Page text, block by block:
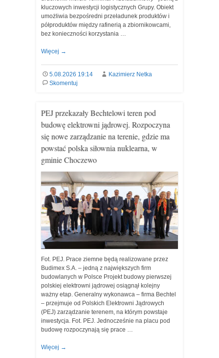
kluczowych inwestycji logistycznych Grupy. Obiekt
umożliwia bezpośredni przeładunek produktów i
półproduktów między rafinerią a zbiornikowcami,
bez konieczności korzystania …
Więcej →
5.08.2026 19:14
Kazimierz Netka
Skomentuj
PEJ przekazały Bechtelowi teren pod
budowę elektrowni jądrowej. Rozpoczyna
się nowe zarządzanie na terenie, gdzie ma
powstać polska siłownia nuklearna, w
gminie Choczewo
Fot. PEJ. Prace ziemne będą realizowane przez
Budimex S.A. – jedną z największych firm
budowlanych w Polsce Projekt budowy pierwszej
polskiej elektrowni jądrowej osiągnął kolejny
ważny etap. Generalny wykonawca – firma Bechtel
– przejmuje od Polskich Elektrowni Jądrowych
(PEJ) zarządzanie terenem, na którym powstaje
inwestycja. Fot. PEJ. Jednocześnie na placu pod
budowę rozpoczynają się prace …
Więcej →